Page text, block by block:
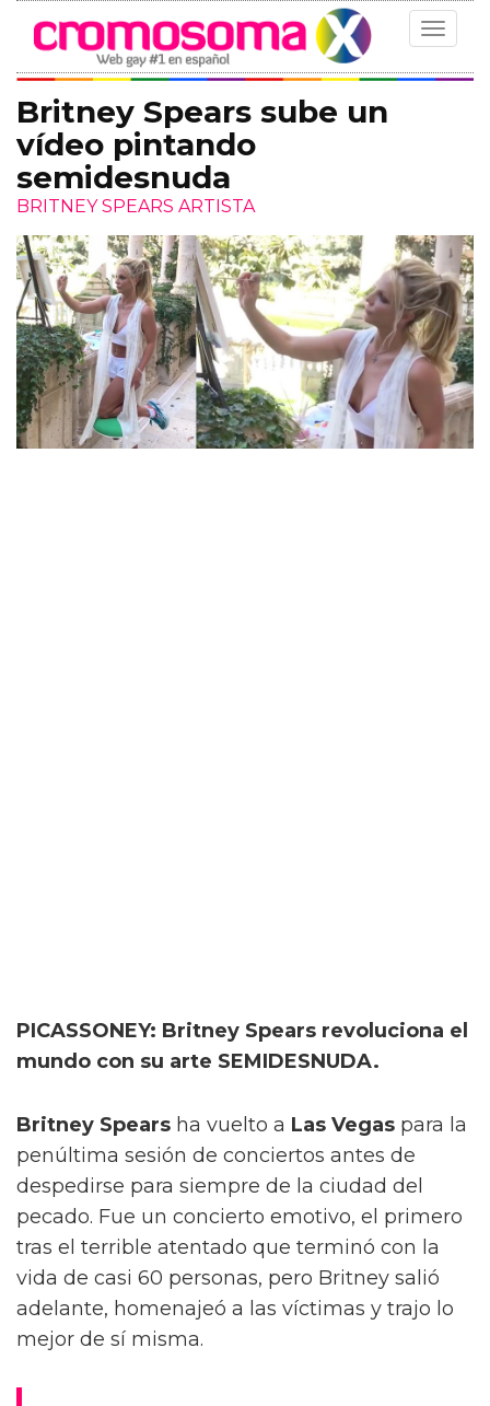
Toggle
Britney Spears sube un
vídeo pintando
semidesnuda
BRITNEY SPEARS ARTISTA
PICASSONEY: Britney Spears revoluciona el
mundo con su arte SEMIDESNUDA.
Britney Spears ha vuelto a Las Vegas para la
penúltima sesión de conciertos antes de
despedirse para siempre de la ciudad del
pecado. Fue un concierto emotivo, el primero
tras el terrible atentado que terminó con la
vida de casi 60 personas, pero Britney salió
adelante, homenajeó a las víctimas y trajo lo
mejor de sí misma.